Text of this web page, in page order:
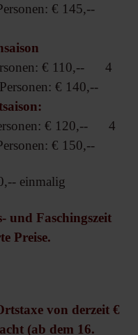
€ 145,--
€ 110,-- 4
€ 140,--
€ 120,-- 4
€ 150,--
einmalig
und Faschingszeit
Preise.
von derzeit €
(ab dem 16.